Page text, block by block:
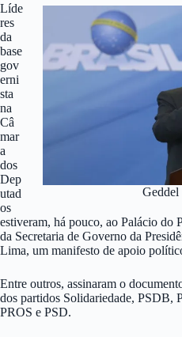
Geddel
Líde
res
da
base
gov
erni
sta
na
Câ
mar
a
dos
Dep
utad
os
estiveram, há pouco, ao Palácio do
da Secretaria de Governo da
Lima, um manifesto de apoio
Entre outros, assinaram o
dos partidos Solidariedade, PSDB,
PROS e PSD.